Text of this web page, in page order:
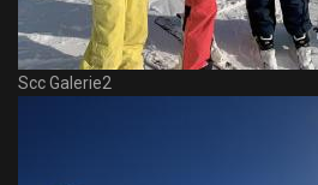
Scc Galerie2